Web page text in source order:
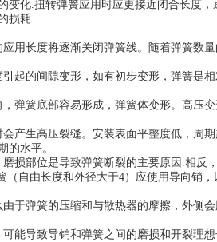
变化.扭转弹簧应用时应更接近闭合长度，
损耗
用长度将逐渐关闭弹簧线。随着弹簧数
起的间隙变形，如有初步变形，弹簧是相
弹簧底部容易形成，弹簧体变形。高压
产生高压裂缝。安装表面平整度低，周期
的水平。
损部位是导致弹簧断裂的主要原因.相反
（自由长度和外径大于4）应使用导向销
于弹簧的压缩和与散热器的摩擦，外侧
能导致导销和弹簧之间的磨损和开裂理